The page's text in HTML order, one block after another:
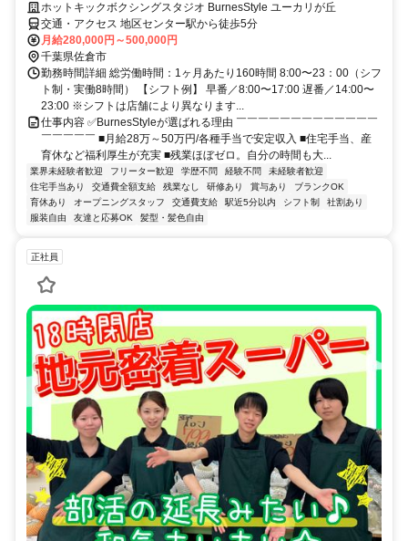
ホットキックボクシングスタジオ BurnesStyle ユーカリが丘
交通・アクセス 地区センター駅から徒歩5分
月給280,000円～500,000円
千葉県佐倉市
勤務時間詳細 総労働時間：1ヶ月あたり160時間 8:00〜23：00（シフ
ト制・実働8時間） 【シフト例】 早番／8:00〜17:00 遅番／14:00〜
23:00 ※シフトは店舗により異なります...
仕事内容 ✅BurnesStyleが選ばれる理由 ￣￣￣￣￣￣￣￣￣￣￣￣￣
￣￣￣￣￣ ■月給28万～50万円/各種手当で安定収入 ■住宅手当、産
育休など福利厚生が充実 ■残業ほぼゼロ。自分の時間も大...
業界未経験者歓迎 フリーター歓迎 学歴不問 経験不問
未経験者歓迎
住宅手当あり
交通費全額支給 残業なし 研修あり 賞与あり
ブランクOK
育休あり
オープニングスタッフ 交通費支給 駅近5分以内 シフト制
社割あり
服装自由
友達と応募OK 髪型・髪色自由
正社員